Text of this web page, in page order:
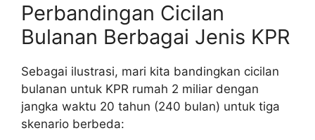
Perbandingan Cicilan
Bulanan Berbagai Jenis KPR
Sebagai ilustrasi, mari kita bandingkan cicilan
bulanan untuk KPR rumah 2 miliar dengan
jangka waktu 20 tahun (240 bulan) untuk tiga
skenario berbeda: